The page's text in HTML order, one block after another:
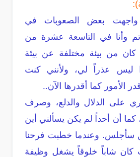
واجهت بعض الصعوبات في
وأنا في التاسعة عشرة من
من بيئة مختلفة عن بيئة
ليس عذراً لي، ولأنني كنت
الأمور كما أقدرها الآن..
على الدلال والدلع، وصرف
كما أن أحداً لم يكن يسألني أين
وعندما خطبت فرحنا
كان شاباً خلوقاً يشغل وظيفة